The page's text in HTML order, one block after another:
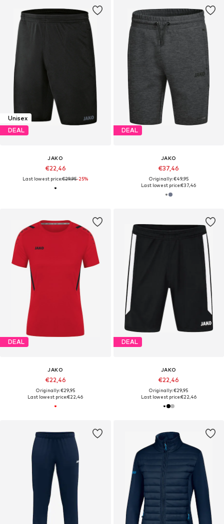
Unisex
DEAL
JAKO
€22,46
Last lowest price:€29,95-25%
DEAL
JAKO
€37,46
Originally: €49,95
Last lowest price:€37,46
DEAL
JAKO
€22,46
Originally: €29,95
Last lowest price:€22,46
DEAL
JAKO
€22,46
Originally: €29,95
Last lowest price:€22,46